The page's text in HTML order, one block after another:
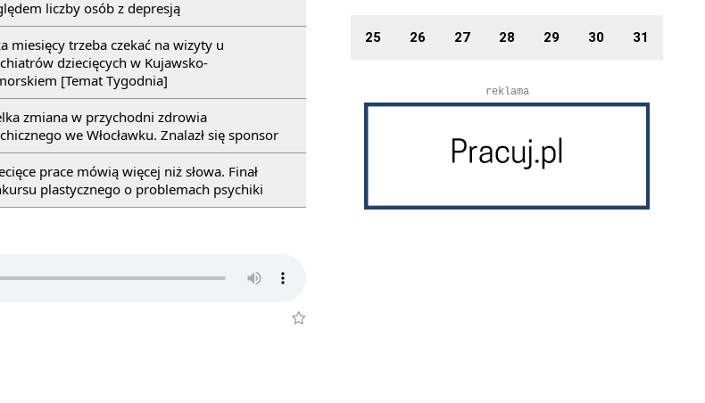
liczby osób z depresją
miesięcy trzeba czekać na wizyty u
dziecięcych w Kujawsko-
[Temat Tygodnia]
zmiana w przychodni zdrowia
we Włocławku. Znalazł się sponsor
prace mówią więcej niż słowa. Finał
plastycznego o problemach psychiki
25 26 27 28 29 30 31
reklama